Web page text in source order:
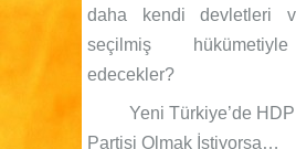
daha kendi devletleri
seçilmiş
edecekler?
Yeni Türkiye’de
Partisi Olmak İstiyorsa…